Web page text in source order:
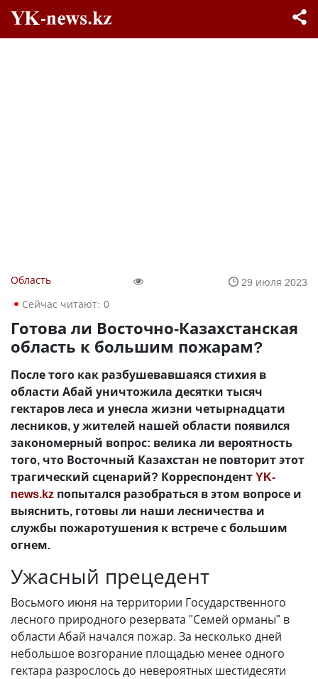
Область
29 июля 2023
Сейчас читают: 0
Готова ли Восточно-Казахстанская
область к большим пожарам?
После того как разбушевавшаяся стихия в
области Абай уничтожила десятки тысяч
гектаров леса и унесла жизни четырнадцати
лесников, у жителей нашей области появился
закономерный вопрос: велика ли вероятность
того, что Восточный Казахстан не повторит этот
трагический сценарий? КорреспондентYK-
news.kz попытался разобраться в этом вопросе и
выяснить, готовы ли наши лесничества и
службы пожаротушения к встрече с большим
огнем.
Ужасный прецедент
Восьмого июня на территории Государственного
лесного природного резервата "Семей орманы" в
области Абай начался пожар. За несколько дней
небольшое возгорание площадью менее одного
гектара разрослось до невероятных шестидесяти